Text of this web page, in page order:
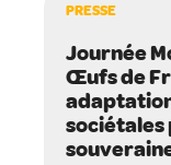
PRESSE
Journée
Œufs de
sociétales